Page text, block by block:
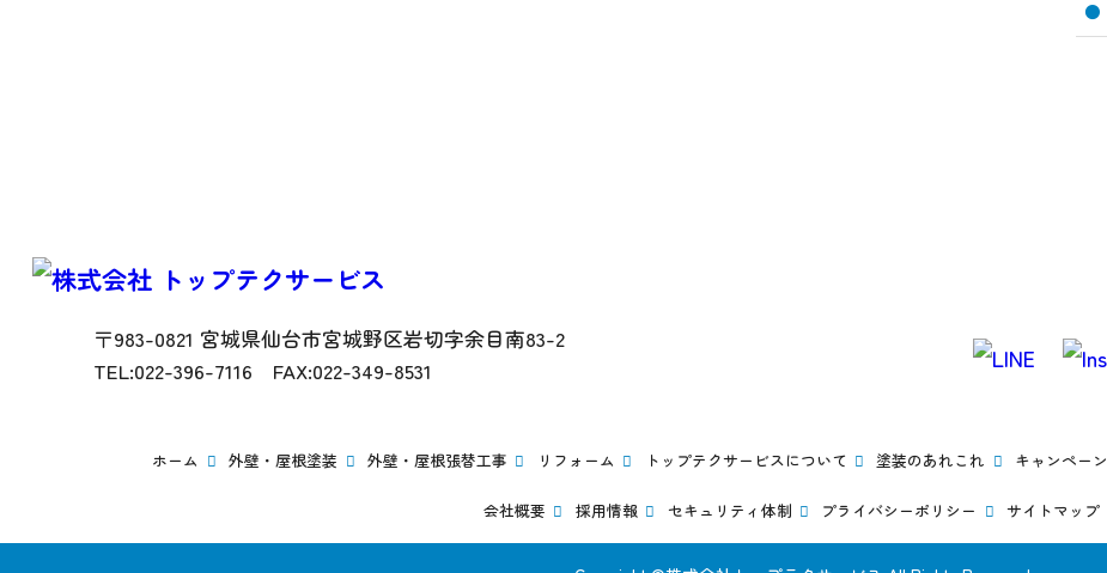
〒983-0821 宮城県仙台市宮城野区岩切字余目南83-2
TEL:022-396-7116 FAX:022-349-8531
ホーム 外壁・屋根塗装 外壁・屋根張替工事 リフォーム トップテクサービスについて 塗装のあれこれ キャンペーン
会社概要 採用情報 セキュリティ体制 プライバシーポリシー サイトマップ